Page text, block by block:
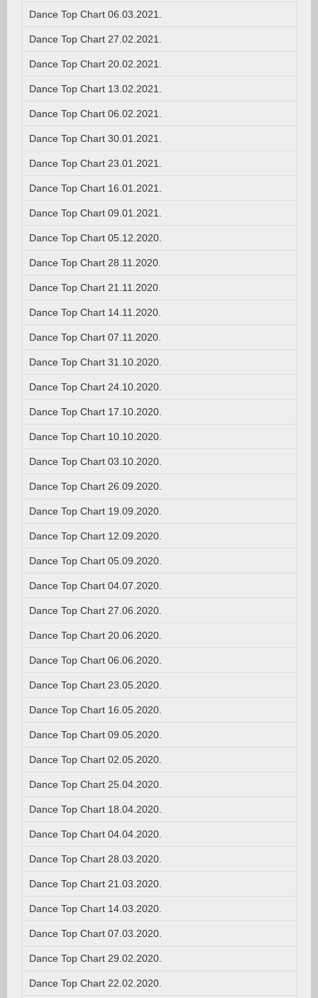
Dance Top Chart 06.03.2021.
Dance Top Chart 27.02.2021.
Dance Top Chart 20.02.2021.
Dance Top Chart 13.02.2021.
Dance Top Chart 06.02.2021.
Dance Top Chart 30.01.2021.
Dance Top Chart 23.01.2021.
Dance Top Chart 16.01.2021.
Dance Top Chart 09.01.2021.
Dance Top Chart 05.12.2020.
Dance Top Chart 28.11.2020.
Dance Top Chart 21.11.2020.
Dance Top Chart 14.11.2020.
Dance Top Chart 07.11.2020.
Dance Top Chart 31.10.2020.
Dance Top Chart 24.10.2020.
Dance Top Chart 17.10.2020.
Dance Top Chart 10.10.2020.
Dance Top Chart 03.10.2020.
Dance Top Chart 26.09.2020.
Dance Top Chart 19.09.2020.
Dance Top Chart 12.09.2020.
Dance Top Chart 05.09.2020.
Dance Top Chart 04.07.2020.
Dance Top Chart 27.06.2020.
Dance Top Chart 20.06.2020.
Dance Top Chart 06.06.2020.
Dance Top Chart 23.05.2020.
Dance Top Chart 16.05.2020.
Dance Top Chart 09.05.2020.
Dance Top Chart 02.05.2020.
Dance Top Chart 25.04.2020.
Dance Top Chart 18.04.2020.
Dance Top Chart 04.04.2020.
Dance Top Chart 28.03.2020.
Dance Top Chart 21.03.2020.
Dance Top Chart 14.03.2020.
Dance Top Chart 07.03.2020.
Dance Top Chart 29.02.2020.
Dance Top Chart 22.02.2020.